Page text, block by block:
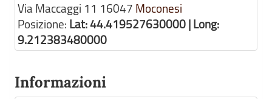
Via Maccaggi 11 16047 Moconesi
Posizione: Lat: 44.419527630000 | Long:
9.212383480000
Informazioni